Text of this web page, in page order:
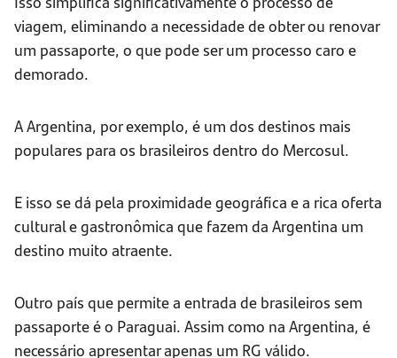
viagem, eliminando a necessidade de obter ou renovar
um passaporte, o que pode ser um processo caro e
demorado.
A Argentina, por exemplo, é um dos destinos mais
populares para os brasileiros dentro do Mercosul.
E isso se dá pela proximidade geográfica e a rica oferta
cultural e gastronômica que fazem da Argentina um
destino muito atraente.
Outro país que permite a entrada de brasileiros sem
passaporte é o Paraguai. Assim como na Argentina, é
necessário apresentar apenas um RG válido.